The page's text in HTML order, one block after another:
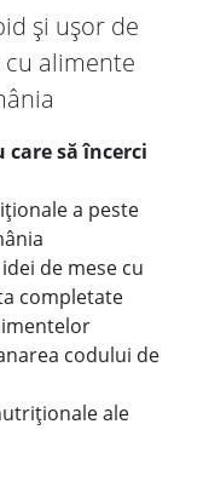
și ușor de
alimente
să încerci
a peste
de mese cu
completate
codului de
ale